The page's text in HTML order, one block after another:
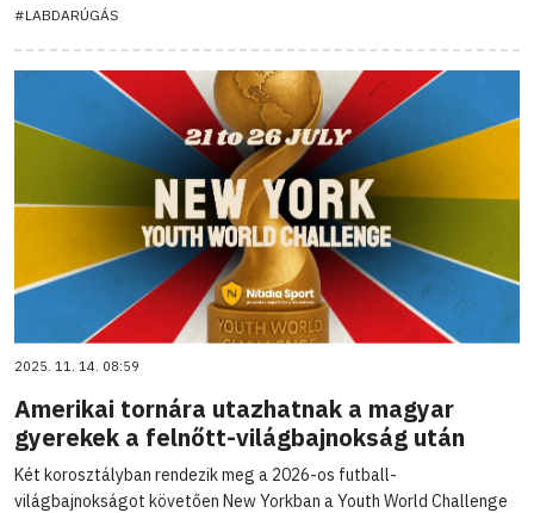
#LABDARÚGÁS
2025. 11. 14. 08:59
Amerikai tornára utazhatnak a magyar
gyerekek a felnőtt-világbajnokság után
Két korosztályban rendezik meg a 2026-os futball-
világbajnokságot követően New Yorkban a Youth World Challenge